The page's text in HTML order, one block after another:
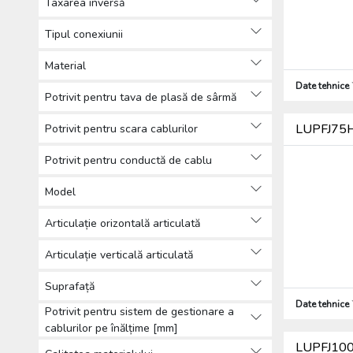
(67)
console (282)
(1337)
Conectori pentru sisteme de
sisteme de suport cabluri
Cutii pardoseală, sisteme de
montare în pardoseală (39)
Accesorii pentru instalații de
protecție împortiva incendiilor
(22)
Tipul conexiunii
Material
Potrivit pentru tava de plasă de sârmă
Potrivit pentru scara cablurilor
Potrivit pentru conductă de cablu
Model
Articulație orizontală articulată
Articulație verticală articulată
Suprafață
Potrivit pentru sistem de gestionare a
cablurilor pe înălțime [mm]
Date tehnice
Date tehnice